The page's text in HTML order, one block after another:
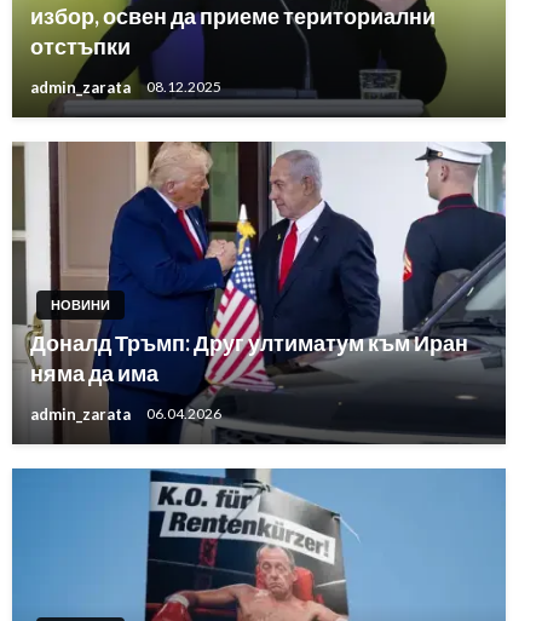
избор, освен да приеме териториални
отстъпки
admin_zarata 08.12.2025
НОВИНИ
Доналд Тръмп: Друг ултиматум към Иран
няма да има
admin_zarata 06.04.2026